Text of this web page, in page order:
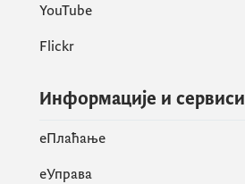
YouTube
Flickr
Информације и сервиси
eПлаћање
еУправа